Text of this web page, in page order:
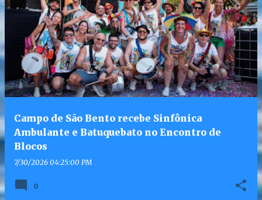
Campo de São Bento recebe Sinfônica
Ambulante e Batuquebato no Encontro de
Blocos
7/30/2026 04:25:00 PM
0